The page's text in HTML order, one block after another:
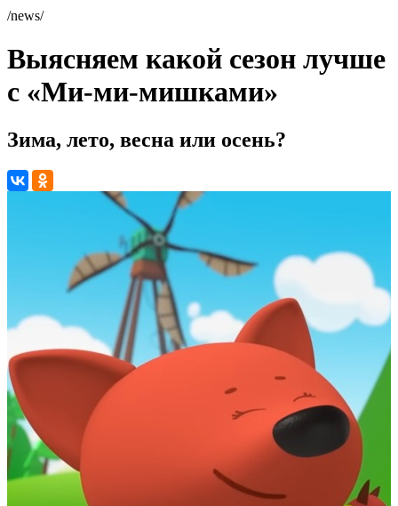
/news/
Выясняем какой сезон лучше
с «Ми-ми-мишками»
Зима, лето, весна или осень?